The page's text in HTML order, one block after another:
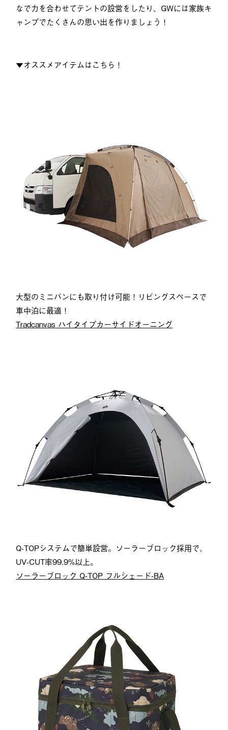
なで力を合わせてテントの設営をしたり、GWには家族キ
ャンプでたくさんの思い出を作りましょう！
▼オススメアイテムはこちら！
大型のミニバンにも取り付け可能！リビングスペースで
車中泊に最適！
Tradcanvas ハイタイプカーサイドオーニング
Q-TOPシステムで簡単設営。ソーラーブロック採用で、
UV-CUT率99.9%以上。
ソーラーブロック Q-TOP フルシェード-BA